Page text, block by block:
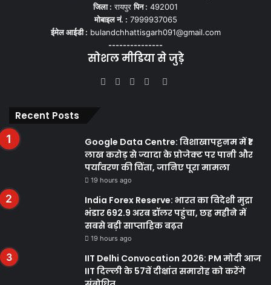
जिला : रायपुरपिन : 492001
मोबाइल नं. : 7999937065
ईमेल आईडी : bulandchhattisgarh091@gmail.com
---------------
सोशल मीडिया से जुड़े
Facebook
TwitterYouTubeInstagram
WhatsApp
Recent Posts
Google Data Centre: विशाखापट्टनम में ₹1
लाख करोड़ से ज्यादा के प्रोजेक्ट पर पानी और
पर्यावरण की चिंता, जानिए पूरा मामला
19 hours ago
India Forex Reserve: भारत का विदेशी मुद्रा
भंडार 692.9 अरब डॉलर पहुंचा, छह महीने में
सबसे बड़ी साप्ताहिक बढ़त
19 hours ago
IIT Delhi Convocation 2026: PM मोदी आज
IIT दिल्ली के 57वें दीक्षांत समारोह को करेंगे